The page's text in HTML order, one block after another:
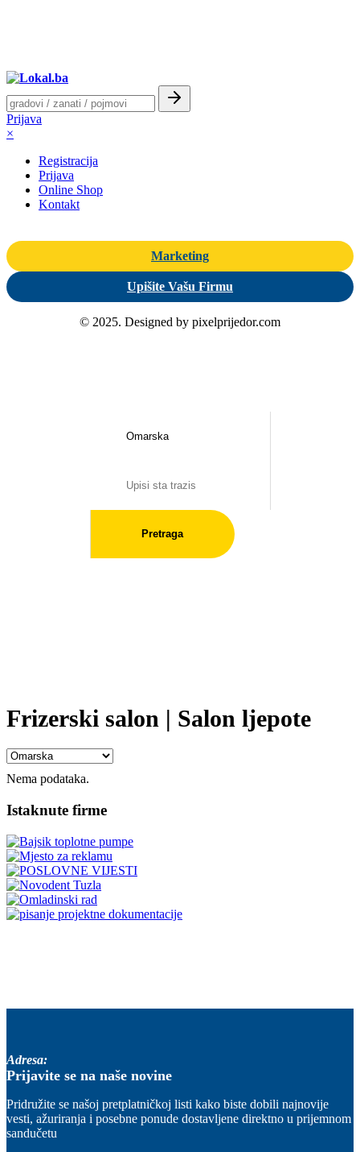
Prijava
×
Registracija
Prijava
Online Shop
Kontakt
Marketing
Upišite Vašu Firmu
© 2025. Designed by pixelprijedor.com
Pretraga
Frizerski salon | Salon ljepote
Nema podataka.
Istaknute firme
Adresa:
Prijavite se na naše novine
Pridružite se našoj pretplatničkoj listi kako biste dobili najnovije
vesti, ažuriranja i posebne ponude dostavljene direktno u prijemnom
sandučetu